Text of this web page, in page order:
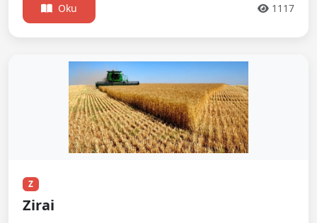
Oku 1117
Z
Zirai